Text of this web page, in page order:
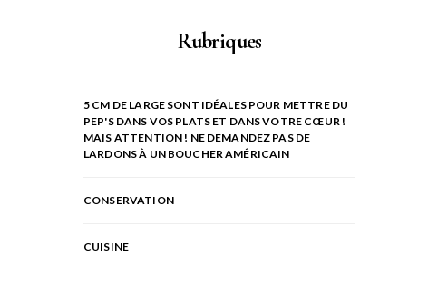
Rubriques
5 CM DE LARGE SONT IDÉALES POUR METTRE DU
PEP'S DANS VOS PLATS ET DANS VOTRE CŒUR !
MAIS ATTENTION ! NE DEMANDEZ PAS DE
LARDONS À UN BOUCHER AMÉRICAIN
CONSERVATION
CUISINE